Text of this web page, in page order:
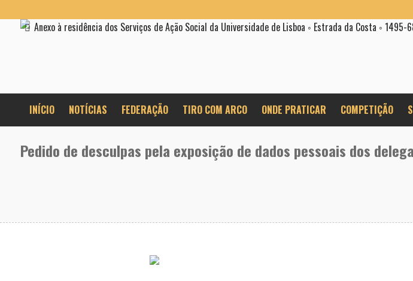
Anexo à residência dos Serviços de Ação Social da Universidade de Lisboa ◦ Estrada da Costa ◦ 1495-
INÍCIO NOTÍCIAS FEDERAÇÃO TIRO COM ARCO ONDE PRATICAR COMPETIÇÃO
Pedido de desculpas pela exposição de dados pessoais dos